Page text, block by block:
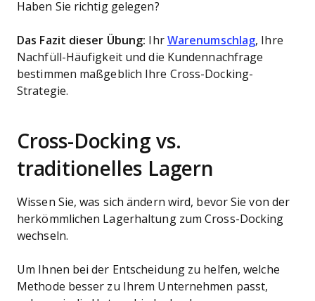
Haben Sie richtig gelegen?
Das Fazit dieser Übung: Ihr Warenumschlag, Ihre
Nachfüll-Häufigkeit und die Kundennachfrage
bestimmen maßgeblich Ihre Cross-Docking-
Strategie.
Cross-Docking vs.
traditionelles Lagern
Wissen Sie, was sich ändern wird, bevor Sie von der
herkömmlichen Lagerhaltung zum Cross-Docking
wechseln.
Um Ihnen bei der Entscheidung zu helfen, welche
Methode besser zu Ihrem Unternehmen passt,